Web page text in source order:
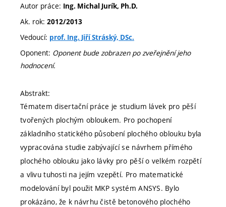
Autor práce: Ing. Michal Jurík, Ph.D.
Ak. rok: 2012/2013
Vedoucí: prof. Ing. Jiří Stráský, DSc.
Oponent: Oponent bude zobrazen po zveřejnění jeho
hodnocení.
Abstrakt:
Tématem disertační práce je studium lávek pro pěší
tvořených plochým obloukem. Pro pochopení
základního statického působení plochého oblouku byla
vypracována studie zabývající se návrhem přímého
plochého oblouku jako lávky pro pěší o velkém rozpětí
a vlivu tuhosti na jejím vzepětí. Pro matematické
modelování byl použit MKP systém ANSYS. Bylo
prokázáno, že k návrhu čistě betonového plochého